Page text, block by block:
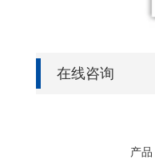
在线咨询
产品